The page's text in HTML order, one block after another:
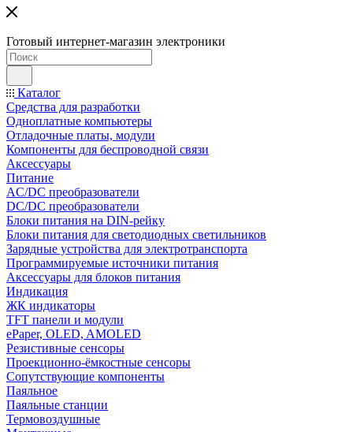
Готовый интернет-магазин электроники
Каталог
Средства для разработки
Одноплатные компьютеры
Отладочные платы, модули
Компоненты для беспроводной связи
Аксессуары
Питание
AC/DC преобразователи
DC/DC преобразователи
Блоки питания на DIN-рейку
Блоки питания для светодиодных светильников
Зарядные устройства для электротранспорта
Программируемые источники питания
Аксессуары для блоков питания
Индикация
ЖК индикаторы
TFT панели и модули
ePaper, OLED, AMOLED
Резистивные сенсоры
Проекционно-ёмкостные сенсоры
Сопутствующие компоненты
Паяльное
Паяльные станции
Термовоздушные